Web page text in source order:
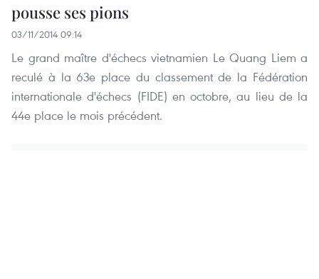
pousse ses pions
03/11/2014 09:14
Le grand maître d'échecs vietnamien Le Quang Liem a
reculé à la 63e place du classement de la Fédération
internationale d'échecs (FIDE) en octobre, au lieu de la
44e place le mois précédent.